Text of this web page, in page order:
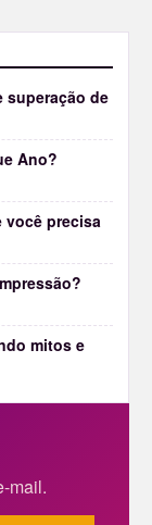
superação de
Ano?
você precisa
mitos e
mail.